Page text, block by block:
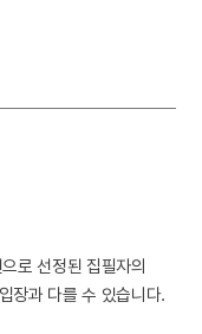
로 선정된 집필자의
장과 다를 수 있습니다.